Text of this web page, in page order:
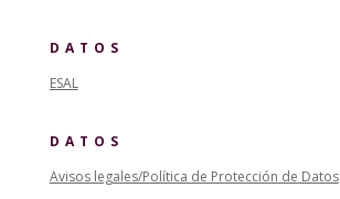
DATOS
ESAL
DATOS
Avisos legales/Política de Protección de Datos